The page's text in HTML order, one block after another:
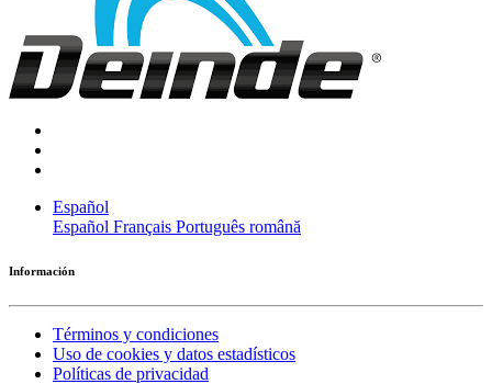
Español
Español Français Português română
Información
Términos y condiciones
Uso de cookies y datos estadísticos
Políticas de privacidad